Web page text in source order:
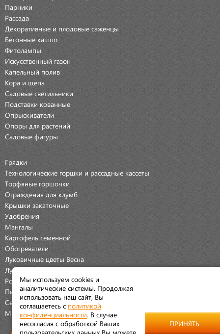
Парники
Рассада
Декоративные и плодовые саженцы
Бетонные кашпо
Фитолампы
Искусственный газон
Капельный полив
Кора и щепа
Садовые светильники
Подставки кованные
Опрыскиватели
Опоры для растений
Садовые фигуры
Грядки
Технологические горшки и рассадные кассеты
Торфяные горшочки
Ограждения для клумб
Крышки закаточные
Удобрения
Мангалы
Картофель семенной
Обогреватели
Луковичные цветы Весна
Луковичные цветы Осень
Розы
Пионы
Семена Овощей
Мраморная крошка
Мы используем cookies и
аналитические системы. Продолжая
использовать наш сайт, Вы
соглашаетесь с политикой
конфиденциальности . В случае
несогласия с обработкой Ваших
пользовательских данных Вы можете
ПРИНЯТЬ